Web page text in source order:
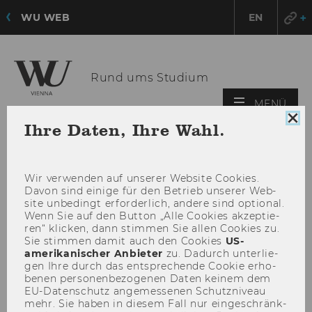
WU WEB EN
Rund ums Studium
MENÜ
Ihre Daten, Ihre Wahl.
Wir ver­wen­den auf un­se­rer Web­site Coo­kies.
Davon sind ei­ni­ge für den Be­trieb un­se­rer Web­
site un­be­dingt er­for­der­lich, an­de­re sind op­tio­nal.
Wenn Sie auf den But­ton „Alle Coo­kies ak­zep­tie­
ren“ kli­cken, dann stim­men Sie allen Coo­kies zu.
Sie stim­men damit auch den Coo­kies US-​
amerikanischer An­bie­ter zu. Da­durch un­ter­lie­
gen Ihre durch das ent­spre­chen­de Coo­kie er­ho­
be­nen per­so­nen­be­zo­ge­nen Daten kei­nem dem
EU-​Datenschutz an­ge­mes­se­nen Schutz­ni­veau
mehr. Sie haben in die­sem Fall nur ein­ge­schränk­